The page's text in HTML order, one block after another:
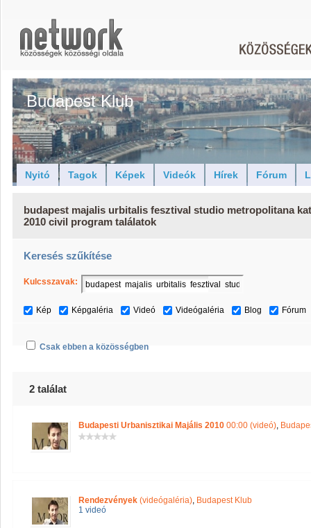
Budapest Klub
Nyitó Tagok Képek Videók Hírek Fórum
budapest majalis urbitalis fesztival studio metropolitana
2010 civil program találatok
Keresés szűkítése
Kulcsszavak:
Kép Képgaléria Videó Videógaléria Blog Fórum
Csak ebben a közösségben
2 találat
Budapesti Urbanisztikai Majális 2010 00:00 (videó),
Rendezvények (videógaléria), Budapest Klub
1 videó